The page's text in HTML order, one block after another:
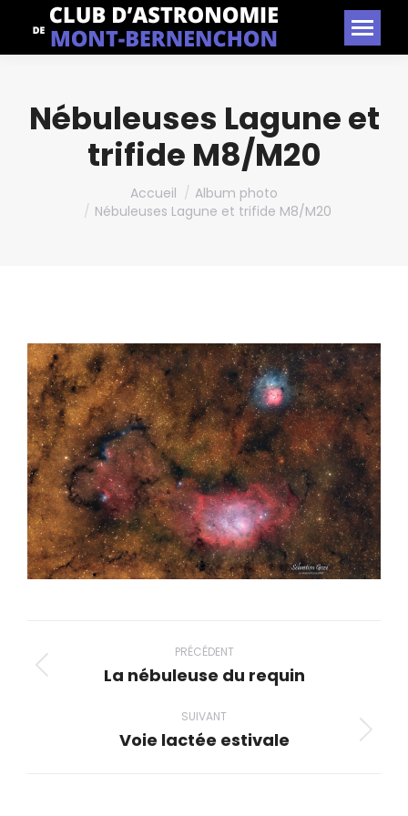
Nébuleuses Lagune et
trifide M8/M20
Accueil
Album photo
Nébuleuses Lagune et trifide M8/M20
album
PRÉCÉDENT
Album
:
La nébuleuse du requin
SUIVANT
Album
Voie lactée estivale